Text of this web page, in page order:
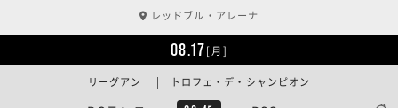
レッドブル・アレーナ
08.17[月]
リーグアン | トロフェ・デ・シャンピオン